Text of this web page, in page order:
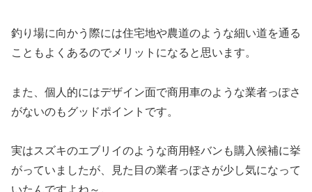
釣り場に向かう際には住宅地や農道のような細い道を通る
こともよくあるのでメリットになると思います。
また、個人的にはデザイン面で商用車のような業者っぽさ
がないのもグッドポイントです。
実はスズキのエブリイのような商用軽バンも購入候補に挙
がっていましたが、見た目の業者っぽさが少し気になって